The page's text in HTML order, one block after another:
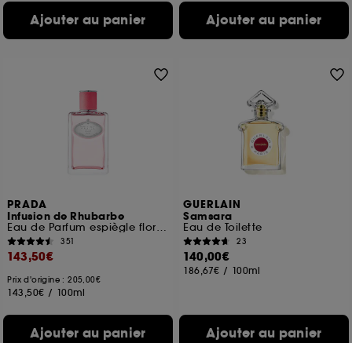
Ajouter au panier Ajouter au panier
PRADA
Infusion de Rhubarbe
Eau de Parfum espiègle florale fruitée
351
143,50€
Prix d'origine : 205,00€
143,50€ / 100ml
Ajouter au panier
GUERLAIN
Samsara
Eau de Toilette
23
140,00€
186,67€ / 100ml
Ajouter au panier